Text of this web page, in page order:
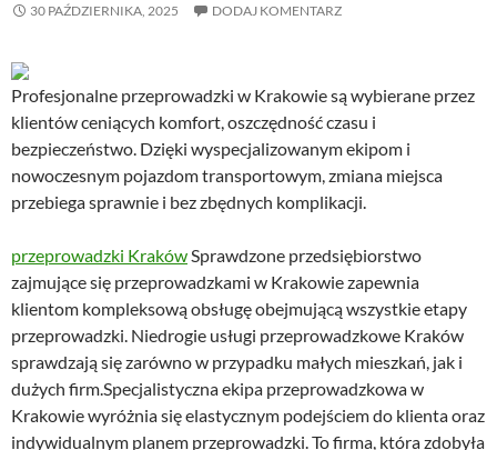
30 PAŹDZIERNIKA, 2025 DODAJ KOMENTARZ
Profesjonalne przeprowadzki w Krakowie są wybierane przez
klientów ceniących komfort, oszczędność czasu i
bezpieczeństwo. Dzięki wyspecjalizowanym ekipom i
nowoczesnym pojazdom transportowym, zmiana miejsca
przebiega sprawnie i bez zbędnych komplikacji.
przeprowadzki KrakówSprawdzone przedsiębiorstwo
zajmujące się przeprowadzkami w Krakowie zapewnia
klientom kompleksową obsługę obejmującą wszystkie etapy
przeprowadzki. Niedrogie usługi przeprowadzkowe Kraków
sprawdzają się zarówno w przypadku małych mieszkań, jak i
dużych firm.Specjalistyczna ekipa przeprowadzkowa w
Krakowie wyróżnia się elastycznym podejściem do klienta oraz
indywidualnym planem przeprowadzki. To firma, która zdobyła